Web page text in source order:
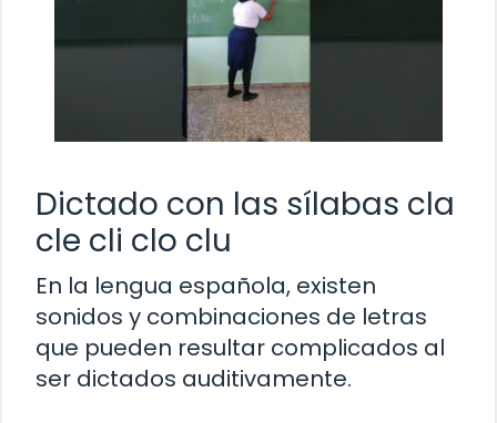
Dictado con las sílabas cla
cle cli clo clu
En la lengua española, existen
sonidos y combinaciones de letras
que pueden resultar complicados al
ser dictados auditivamente.